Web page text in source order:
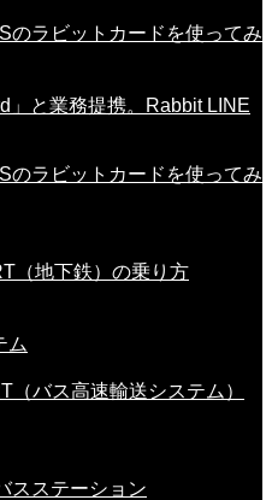
ラビットカードを使ってみ
」と業務提携。Rabbit LINE
ラビットカードを使ってみ
（地下鉄）の乗り方
ム
バス高速輸送システム）
スステーション